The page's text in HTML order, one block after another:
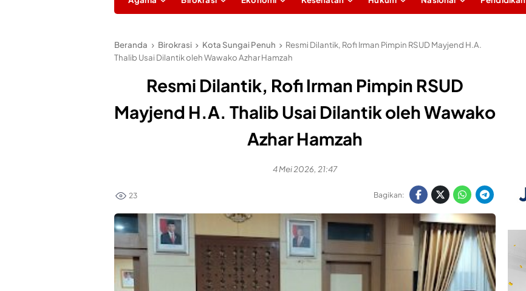
Beranda Birokrasi Kota Sungai Penuh
Resmi Dilantik, Rofi Irman Pimpin RSUD Mayjend H.A.
Thalib Usai Dilantik oleh Wawako Azhar Hamzah
Resmi Dilantik, Rofi Irman Pimpin RSUD
Mayjend H.A. Thalib Usai Dilantik oleh Wawako
Azhar Hamzah
4 Mei 2026, 21:47
23 Bagikan: